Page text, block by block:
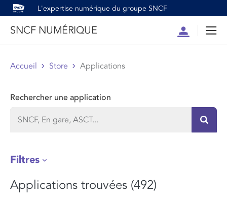
L'expertise numérique du groupe SNCF
SNCF NUMÉRIQUE
Compte
Accueil Store Applications
Rechercher une application
Filtres
Applications trouvées (492)